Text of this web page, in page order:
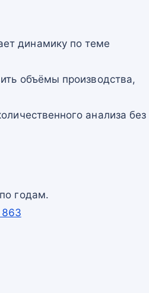
динамику по теме
объёмы производства,
анализа без
годам.